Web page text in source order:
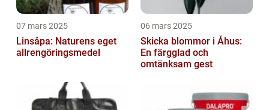
07 mars 2025
Linsåpa: Naturens eget
allrengöringsmedel
06 mars 2025
Skicka blommor i Åhus:
En färgglad och
omtänksam gest